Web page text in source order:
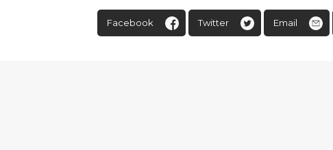
Facebook Twitter Email